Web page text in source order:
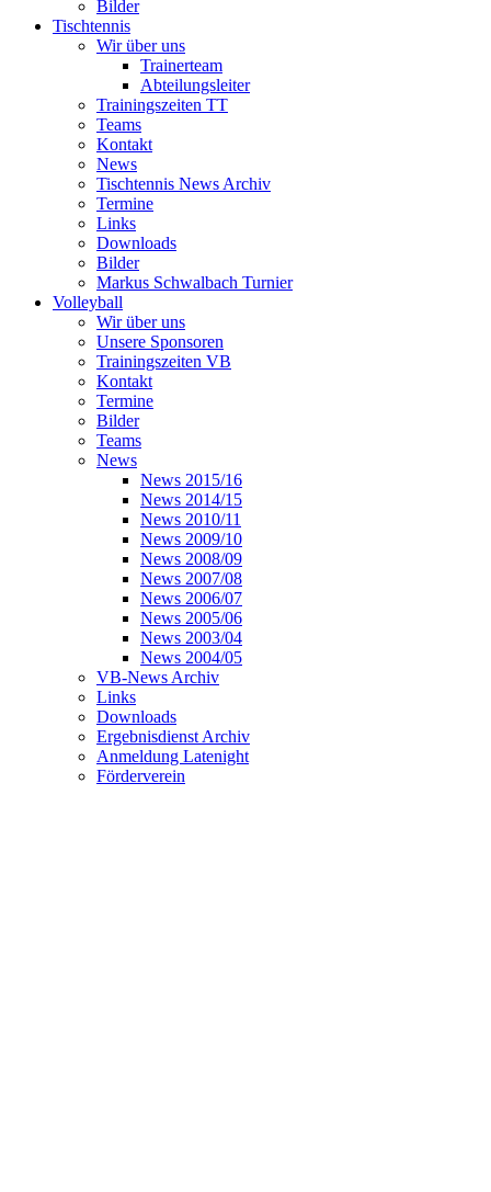
Bilder
Tischtennis
Wir über uns
Trainerteam
Abteilungsleiter
Trainingszeiten TT
Teams
Kontakt
News
Tischtennis News Archiv
Termine
Links
Downloads
Bilder
Markus Schwalbach Turnier
Volleyball
Wir über uns
Unsere Sponsoren
Trainingszeiten VB
Kontakt
Termine
Bilder
Teams
News
News 2015/16
News 2014/15
News 2010/11
News 2009/10
News 2008/09
News 2007/08
News 2006/07
News 2005/06
News 2003/04
News 2004/05
VB-News Archiv
Links
Downloads
Ergebnisdienst Archiv
Anmeldung Latenight
Förderverein